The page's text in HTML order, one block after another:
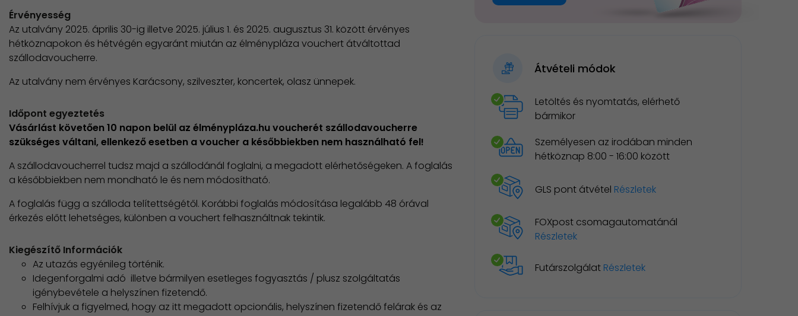
Érvényesség
Az utalvány 2025. április 30-ig illetve 2025. július 1. és 2025. augusztus 31. között érvényes
hétköznapokon és hétvégén egyaránt miután az élménypláza vouchert átváltottad
szállodavoucherre.
Az utalvány nem érvényes Karácsony, szilveszter, koncertek, olasz ünnepek.
Időpont egyeztetés
Vásárlást követően 10 napon belül az élménypláza.hu voucherét szállodavoucherre
szükséges váltani, ellenkező esetben a voucher a későbbiekben nem használható fel!
A szállodavoucherrel tudsz majd a szállodánál foglalni, a megadott elérhetőségeken. A foglalás
a későbbiekben nem mondható le és nem módosítható.
A foglalás függ a szálloda telítettségétől. Korábbi foglalás módosítása legalább 48 órával
érkezés előtt lehetséges, különben a vouchert felhasználtnak tekintik.
Kiegészítő Információk
Az utazás egyénileg történik.
Idegenforgalmi adó illetve bármilyen esetleges fogyasztás / plusz szolgáltatás
igénybevétele a helyszínen fizetendő.
Felhívjuk a figyelmed, hogy az itt megadott opcionális, helyszínen fizetendő felárak és az
Átvételi módok
Letöltés és nyomtatás, elérhető
bármikor
Személyesen az irodában minden
hétköznap 8:00 - 16:00 között
GLS pont átvétel Részletek
FOXpost csomagautomatánál
Részletek
Futárszolgálat Részletek